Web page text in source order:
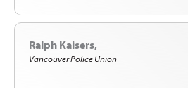
Ralph Kaisers
Vancouver Police Union